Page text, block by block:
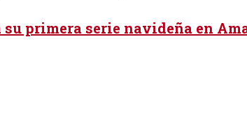
su primera serie navideña en